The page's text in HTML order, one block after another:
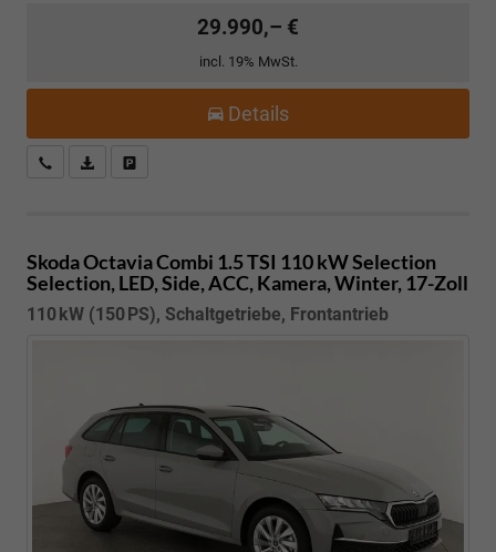
29.990,– €
incl. 19% MwSt.
Details
Kostenloser Rückruf-Service
PDF-Datei, Fahrzeugexposé drucken
Skoda Octavia Combi 1.5 TSI 110 kW Selection
Selection, LED, Side, ACC, Kamera, Winter, 17-Zoll
110 kW (150 PS), Schaltgetriebe, Frontantrieb